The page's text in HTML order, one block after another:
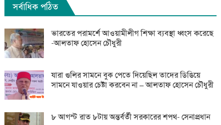
সর্বাধিক পঠিত
ভারতের পরামর্শে আওয়ামীলীগ শিক্ষা ব্যবস্থা ধ্বংস করেছে
-আলতাফ হোসেন চৌধুরী
যারা গুলির সামনে বুক পেতে দিয়েছিল তাদের ডিঙিয়ে
সামনে যাওয়ার চেষ্টা করবেন না – আলতাফ হোসেন চৌধুরী
৮ আগস্ট রাত ৮টায় অন্তর্বর্তী সরকারের শপথ- সেনাপ্রধান